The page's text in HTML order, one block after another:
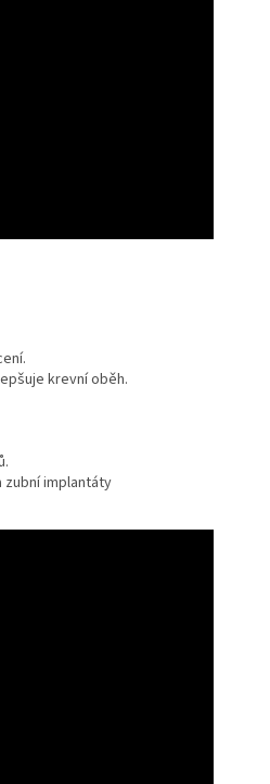
krevní oběh.
implantáty